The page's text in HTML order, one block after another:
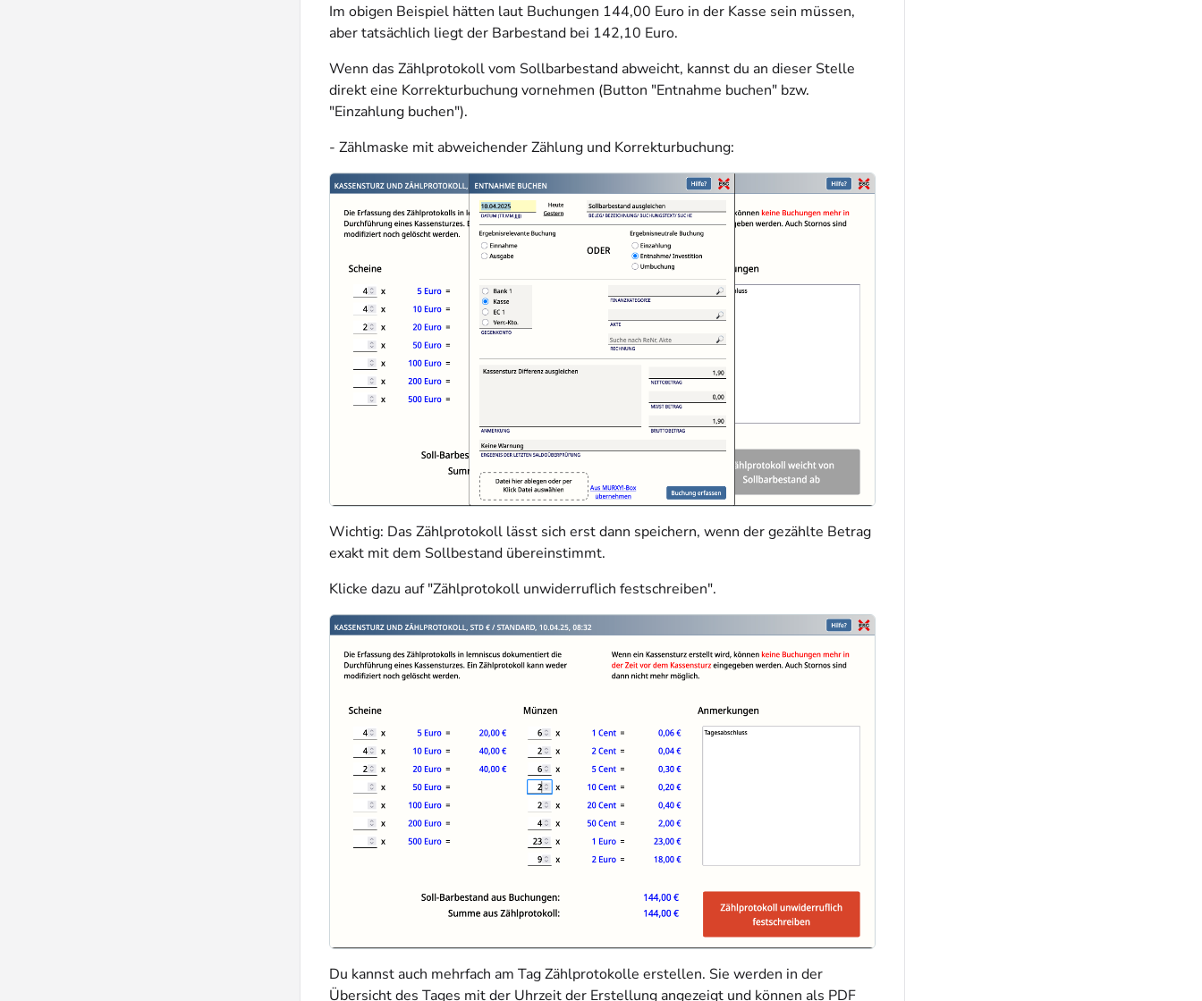
Im obigen Beispiel hätten laut Buchungen 144,00 Euro in der Kasse sein müssen,
aber tatsächlich liegt der Barbestand bei 142,10 Euro.
Wenn das Zählprotokoll vom Sollbarbestand abweicht, kannst du an dieser Stelle
direkt eine Korrekturbuchung vornehmen (Button "Entnahme buchen" bzw.
"Einzahlung buchen").
- Zählmaske mit abweichender Zählung und Korrekturbuchung:
Wichtig: Das Zählprotokoll lässt sich erst dann speichern, wenn der gezählte Betrag
exakt mit dem Sollbestand übereinstimmt.
Klicke dazu auf "Zählprotokoll unwiderruflich festschreiben".
Du kannst auch mehrfach am Tag Zählprotokolle erstellen. Sie werden in der
Übersicht des Tages mit der Uhrzeit der Erstellung angezeigt und können als PDF